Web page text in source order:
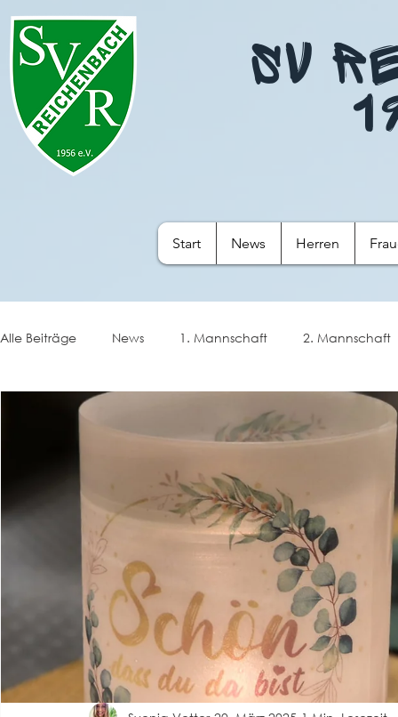
SV
Start News Herren
Alle Beiträge News 1. Mannschaft 2. Mannschaft
Spielberichte Herren 2 Alte